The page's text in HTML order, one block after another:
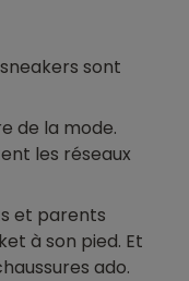
sont
de la mode.
les réseaux
et parents
à son pied. Et
ado.